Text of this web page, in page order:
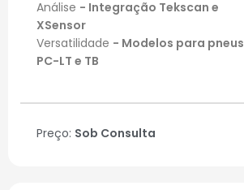
Análise - Integração Tekscan e
XSensor
Versatilidade - Modelos para pneus
PC-LT e TB
Preço: Sob Consulta